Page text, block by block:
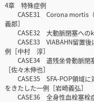
4章 特殊症例
CASE31 Corona mortis（
義郎］
CASE32 大動脈閉塞への
CASE33 VIABAHN留置後
例［中村 淳］
CASE34 遺残坐骨動脈閉
［佐々木伸也］
CASE35 SFA-POP領域に
をきたした一例［岩崎義弘］
CASE36 全身性血栓塞栓